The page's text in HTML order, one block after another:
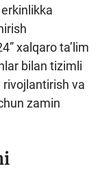
xalqaro ta’lim
bilan tizimli
va
zamin